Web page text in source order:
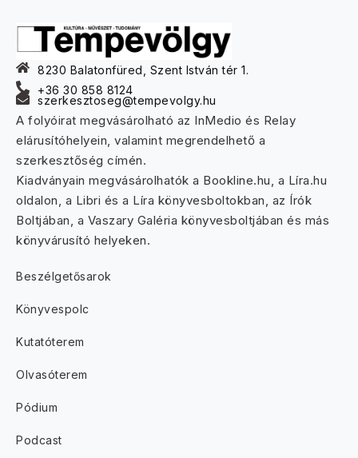
8230 Balatonfüred, Szent István tér 1.
+36 30 858 8124
szerkesztoseg@tempevolgy.hu
A folyóirat megvásárolható az InMedio és Relay
elárusítóhelyein, valamint megrendelhető a
szerkesztőség címén.
Kiadványain megvásárolhatók a Bookline.hu, a Líra.hu
oldalon, a Libri és a Líra könyvesboltokban, az Írók
Boltjában, a Vaszary Galéria könyvesboltjában és más
könyvárusító helyeken.
Beszélgetősarok
Könyvespolc
Kutatóterem
Olvasóterem
Pódium
Podcast